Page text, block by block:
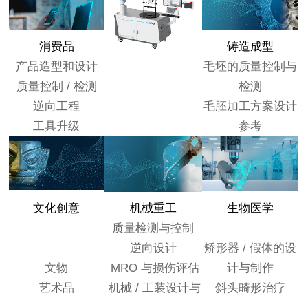
消费品
铸造成型
产品造型和设计
质量控制 / 检测
逆向工程
工具升级
毛坯的质量控制与
检测
毛胚加工方案设计
参考
文化创意 机械重工 生物医学
文物
艺术品
质量检测与控制
逆向设计
MRO 与损伤评估
机械 / 工装设计与
矫形器 / 假体的设
计与制作
斜头畸形治疗